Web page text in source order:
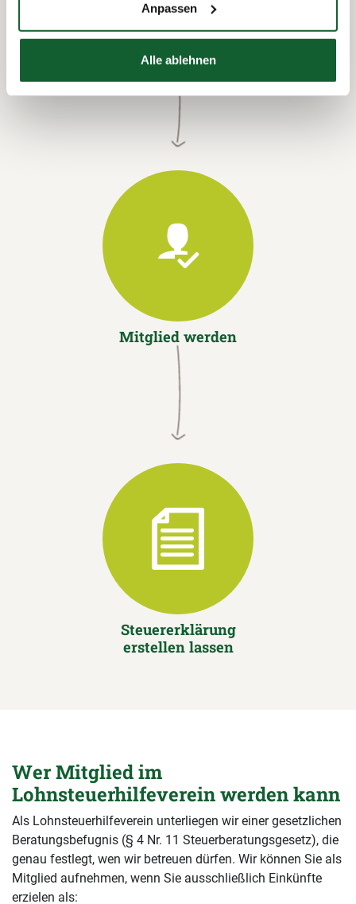
Anpassen
Alle ablehnen
Termin vereinbaren
Mitglied werden
Steuererklärung
erstellen lassen
Wer Mitglied im
Lohnsteuerhilfeverein werden kann
Als Lohnsteuerhilfeverein unterliegen wir einer gesetzlichen
Beratungsbefugnis (§ 4 Nr. 11 Steuerberatungsgesetz), die
genau festlegt, wen wir betreuen dürfen. Wir können Sie als
Mitglied aufnehmen, wenn Sie ausschließlich Einkünfte
erzielen als: